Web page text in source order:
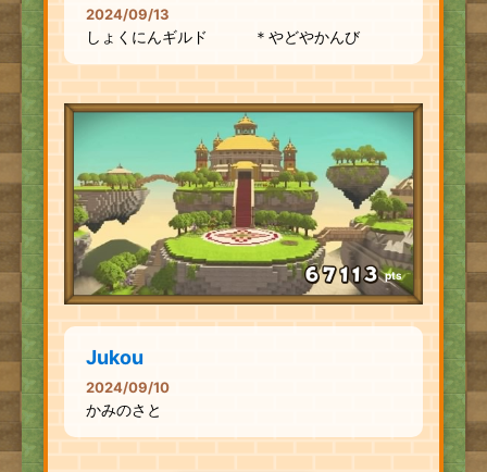
2024/09/13
しょくにんギルド ＊やどやかんび
pts
Jukou
2024/09/10
かみのさと